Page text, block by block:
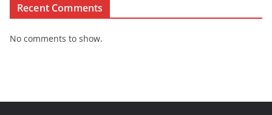
Recent Comments
No comments to show.